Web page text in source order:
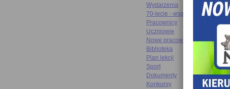
Wydarzenia
70-lecie - wspomnienia
Pracownicy
Uczniowie
Nowe pracownie
Biblioteka
Plan lekcji
Sport
Dokumenty
Konkursy